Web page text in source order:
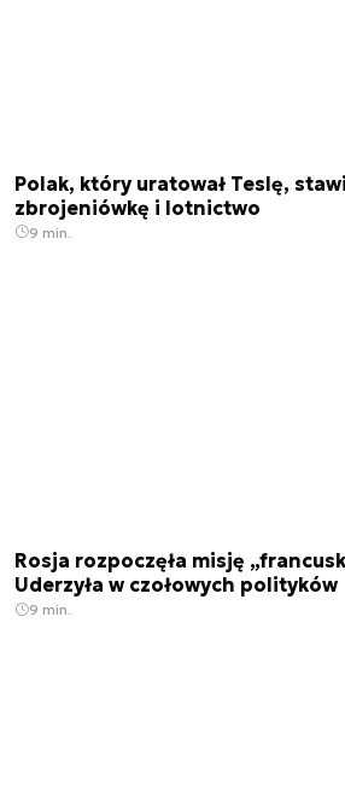
Polak, który uratował Teslę,
zbrojeniówkę i lotnictwo
9 min.
Rosja rozpoczęła misję
Uderzyła w czołowych polityków
9 min.